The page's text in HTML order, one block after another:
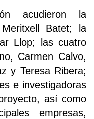
acudieron la
Batet; la
Llop; las cuatro
Carmen Calvo,
y Teresa Ribera;
e investigadoras
así como
empresas,